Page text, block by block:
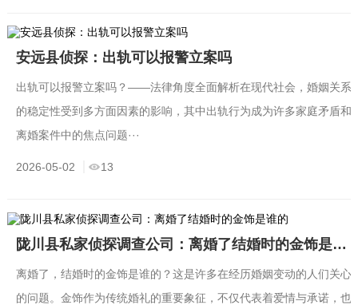
安远县侦探：出轨可以报警立案吗
出轨可以报警立案吗？——法律角度全面解析在现代社会，婚姻关系
的稳定性受到多方面因素的影响，其中出轨行为成为许多家庭矛盾和
离婚案件中的焦点问题···
2026-05-02 13
陇川县私家侦探调查公司：离婚了结婚时的金饰是谁的
离婚了，结婚时的金饰是谁的？这是许多在经历婚姻变动的人们关心
的问题。金饰作为传统婚礼的重要象征，不仅代表着爱情与承诺，也